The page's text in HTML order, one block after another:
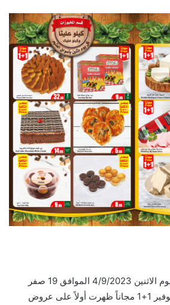
التدوينة عروض العثيم اليوم الاثنين 4/9/2023 الموافق 19 صفر
1445 مهرجان الطازج بتوفير 1+1 مجاناً ظهرت أولاً على عروض